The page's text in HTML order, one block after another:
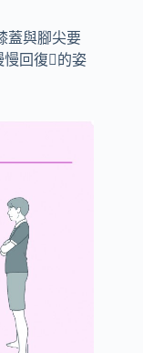
蓋與腳尖要
慢回復的姿